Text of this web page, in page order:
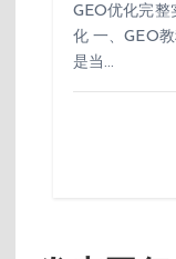
GEO优化完整
化 一、GEO
是当…